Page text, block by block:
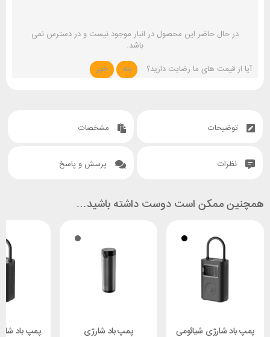
در حال حاضر این محصول در انبار موجود نیست و در دسترس نمی
باشد.
آیا از قیمت های ما رضایت دارید؟
بله خیر
توضیحات مشخصات
نظرات پرسش و پاسخ
همچنین ممکن است دوست داشته باشید…
پمپ باد شارژی شیائومی
پمپ باد شارژی
پمپ باد